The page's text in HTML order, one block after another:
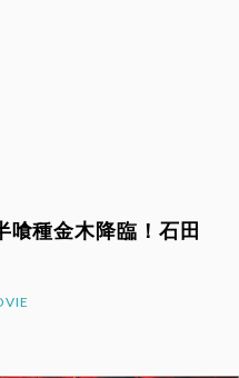
喰種金木降臨！石田